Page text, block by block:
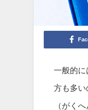
一般的に
方も多い
（がく